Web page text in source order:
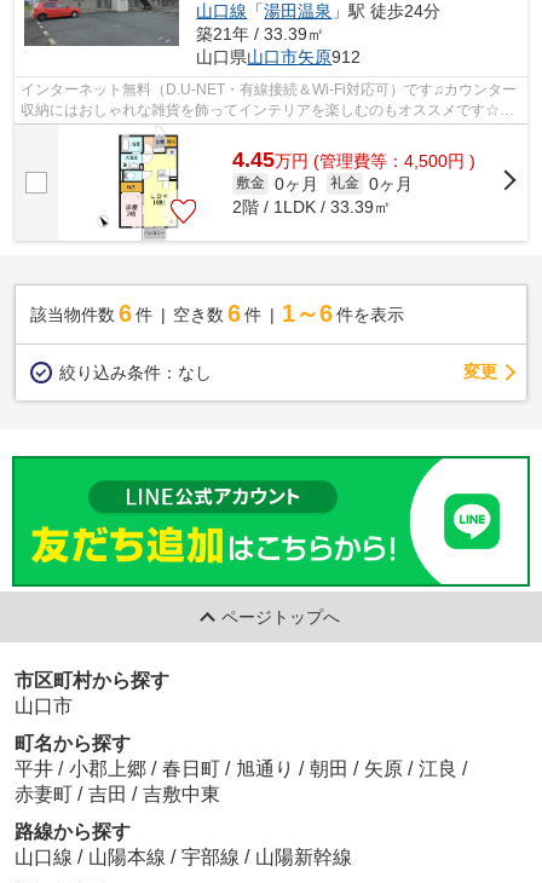
山口線 「湯田温泉 」駅 徒歩24分
築21年 / 33.39㎡
山口県山口市矢原912
インターネット無料（D.U-NET・有線接続＆Wi-Fi対応可）です♫カウンター
収納にはおしゃれな雑貨を飾ってインテリアを楽しむのもオススメです☆雨
天・花粉対策の室内物干し付きです☆
4.45万円 (管理費等：4,500円 )
敷金 0ヶ月 礼金 0ヶ月
2階 / 1LDK / 33.39㎡
該当物件数 6件 空き数 6 件 1～6 件を表示
絞り込み条件： なし 変更
ページトップへ
市区町村から探す
山口市
町名から探す
平井 / 小郡上郷 / 春日町 / 旭通り / 朝田 / 矢原 / 江良 /
赤妻町 / 吉田 / 吉敷中東
路線から探す
山口線 / 山陽本線 / 宇部線 / 山陽新幹線